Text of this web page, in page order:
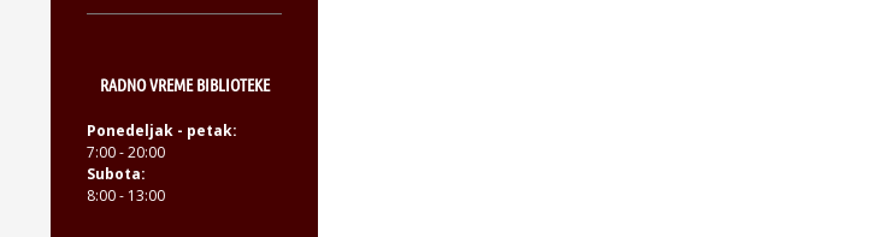
RADNO VREME BIBLIOTEKE
Ponedeljak - petak:
7:00 - 20:00
Subota:
8:00 - 13:00